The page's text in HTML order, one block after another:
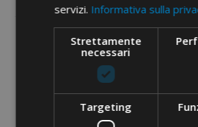
Documenty PDF
servizi. Informativa sulla
Strettamente
necessari
Targeting